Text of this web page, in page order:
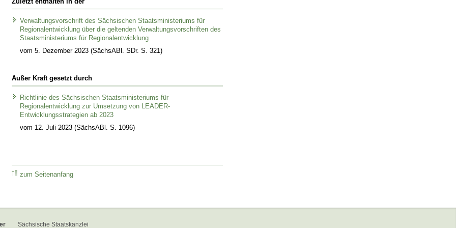
Zuletzt enthalten in der
Verwaltungsvorschrift des Sächsischen Staatsministeriums für
Regionalentwicklung über die geltenden Verwaltungsvorschriften des
Staatsministeriums für Regionalentwicklung
vom 5. Dezember 2023 (SächsABl. SDr. S. 321)
Außer Kraft gesetzt durch
Richtlinie des Sächsischen Staatsministeriums für
Regionalentwicklung zur Umsetzung von LEADER-
Entwicklungsstrategien ab 2023
vom 12. Juli 2023 (SächsABl. S. 1096)
zum Seitenanfang
Sächsische Staatskanzlei